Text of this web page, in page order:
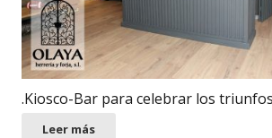
.Kiosco-Bar para celebrar los
Leer más